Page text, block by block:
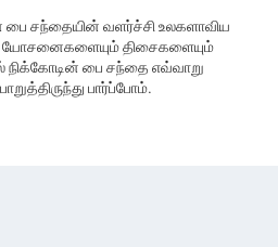
பை சந்தையின் வளர்ச்சி உலகளாவிய
யோசனைகளையும் திசைகளையும்
நிக்கோடின் பை சந்தை எவ்வாறு
பார்ப்போம்.